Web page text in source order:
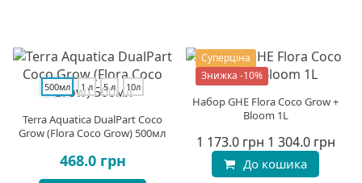
500мл 1 л 5 л 10л
Terra Aquatica DualPart Coco
Grow (Flora Coco Grow) 500мл
468.0 грн
Суперціна
Знижка -10%
Набор GHE Flora Coco Grow +
Bloom 1L
1 173.0 грн 1 304.0 грн
До кошика